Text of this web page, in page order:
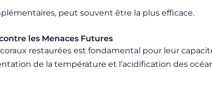
peut souvent être la plus efficace.
les Menaces Futures
restaurées est fondamental pour leur
de la température et l’acidification des